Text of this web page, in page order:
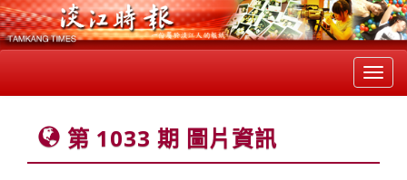
第 1033 期 圖片資訊